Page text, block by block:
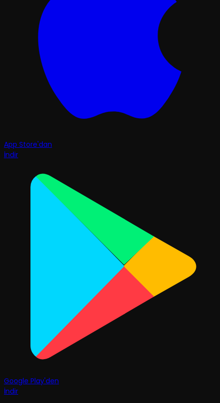
App Store'dan
İndir
Google Play'den
İndir